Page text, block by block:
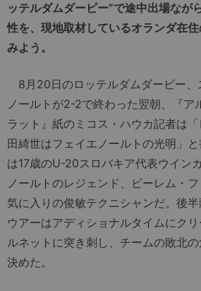
ッテルダムダービー”で途中出場なが
性を、現地取材しているオランダ在
みよう。
8月20日のロッテルダムダービー、
ノールトが2-2で終わった翌朝、『ア
ラット』紙のミコス・ハウカ記者は
田綺世はフェイエノールトの光明」
は17歳のU-20スロバキア代表ウイン
ノールトのレジェンド、ビーレム・
気に入りの俊敏テクニシャンだ。後
ウアーはアディショナルタイムにク
ルネットに突き刺し、チームの敗北
決めた。